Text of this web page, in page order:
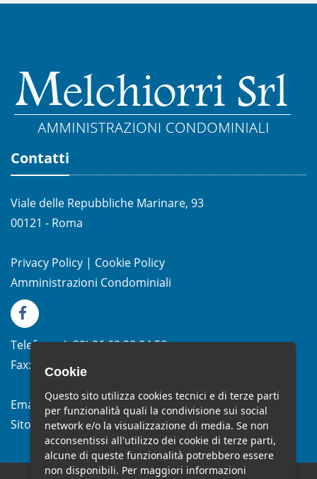
Contatti
Viale delle Repubbliche Marinare, 93
00121 - Roma
Privacy Policy | Cookie Policy
Amministrazioni Condominiali
Telefono:(+39)06.62.28.04.58
Fax:
(+39) 06.99.33.19.10
Email: info@studiomelchiorri.it
Sito Web:www.stmelchiorri.it
Cookie
Questo sito utilizza cookies tecnici e di terze parti
per funzionalità quali la condivisione sui social
network e/o la visualizzazione di media. Se non
acconsentissi all'utilizzo dei cookie di terze parti,
alcune di queste funzionalità potrebbero essere
non disponibili. Per maggiori informazioni